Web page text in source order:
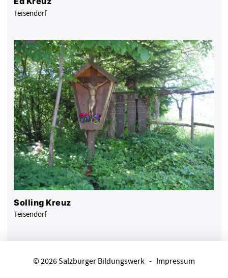
Teisendorf
Solling Kreuz
Teisendorf
© 2026 Salzburger Bildungswerk - Impressum